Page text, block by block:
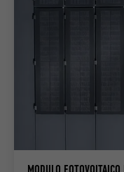
per
NOME
Per